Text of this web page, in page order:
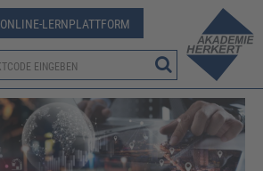
ONLINE-LERNPLATTFORM